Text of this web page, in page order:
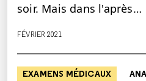
soir. Mais dans l'après…
FÉVRIER 2021
EXAMENS MÉDICAUX